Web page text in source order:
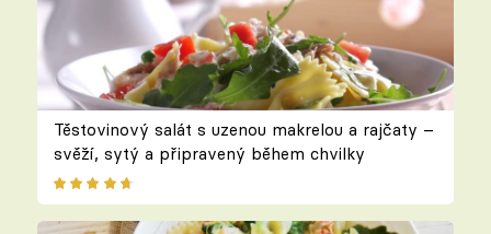
Těstovinový salát s uzenou makrelou a rajčaty –
svěží, sytý a připravený během chvilky